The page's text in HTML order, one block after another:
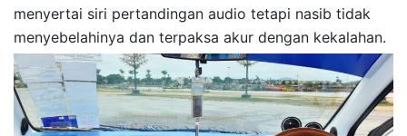
menyertai siri pertandingan audio tetapi nasib tidak
menyebelahinya dan terpaksa akur dengan kekalahan.